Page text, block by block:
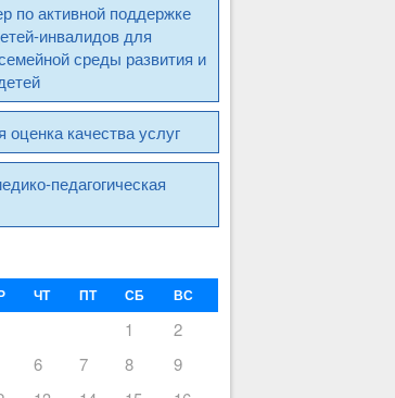
по активной поддержке
инвалидов для
среды развития и
оценка качества услуг
педагогическая
ЧТ ПТ СБ ВС
1
2
6 7 8
9